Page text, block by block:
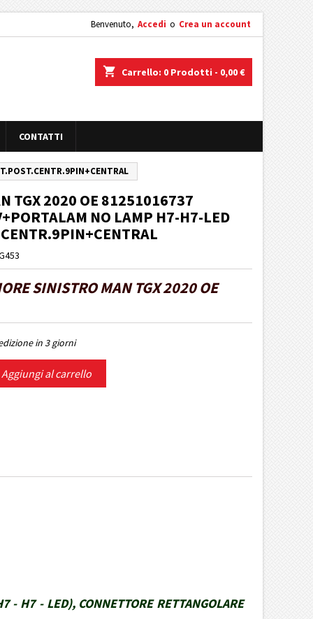
Benvenuto, Accedi o Crea un account
shopping_cart Carrello: 0 Prodotti - 0,00 €
CONTATTI
TGX 2020 OE 81251016737
NO LAMP H7-H7-LED
SINISTRO MAN TGX 2020 OE
in 3 giorni
Aggiungi al carrello
- H7 - LED), CONNETTORE RETTANGOLARE